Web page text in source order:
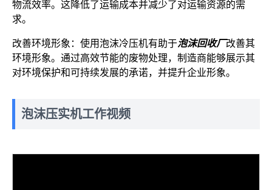
物流效率。这降低了运输成本并减少了对运输资源的需
求。
改善环境形象：使用泡沫冷压机有助于泡沫回收厂改善其
环境形象。通过高效节能的废物处理，制造商能够展示其
对环境保护和可持续发展的承诺，并提升企业形象。
泡沫压实机工作视频